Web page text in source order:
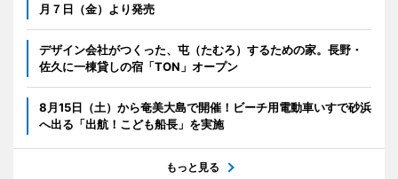
月７日（金）より発売
デザイン会社がつくった、屯（たむろ）するための家。長野・
佐久に一棟貸しの宿「TON」オープン
8月15日（土）から奄美大島で開催！ビーチ用電動車いすで砂浜
へ出る「出航！こども船長」を実施
もっと見る